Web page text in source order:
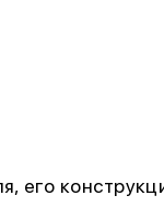
его